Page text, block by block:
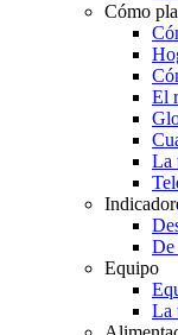
Cómo
El
La
De
Equipo
La